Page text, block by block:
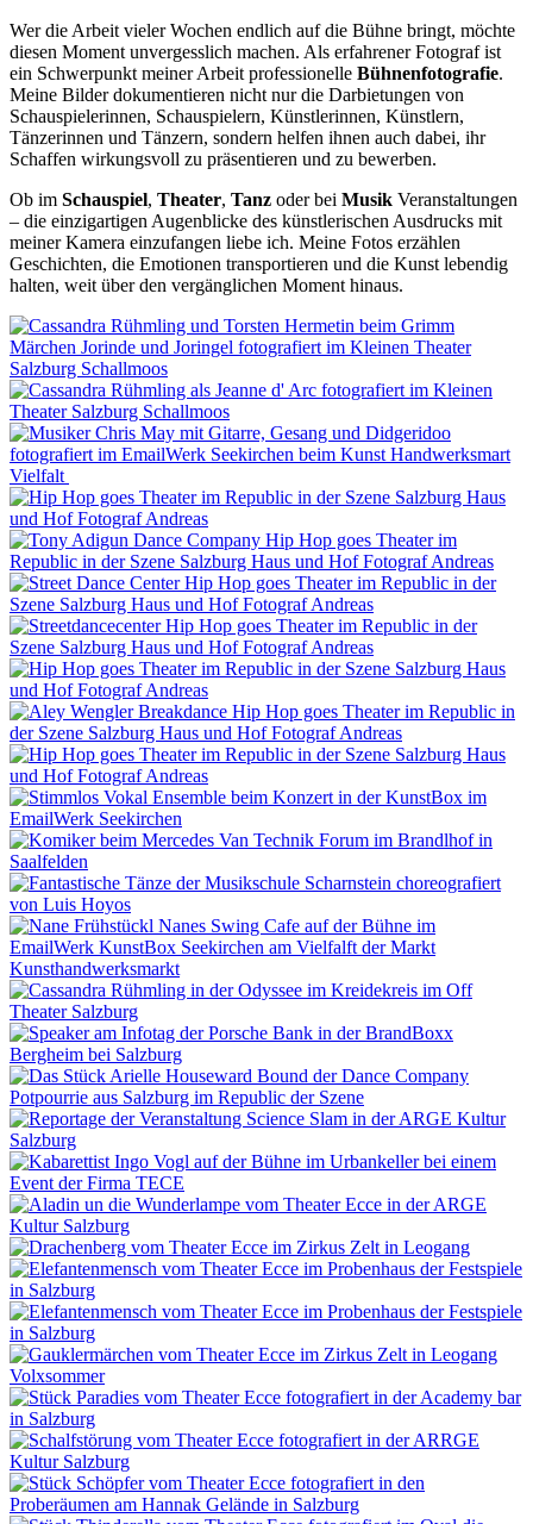
Wer die Arbeit vieler Wochen endlich auf die Bühne bringt, möchte
diesen Moment unvergesslich machen. Als erfahrener Fotograf ist
ein Schwerpunkt meiner Arbeit professionelle Bühnenfotografie.
Meine Bilder dokumentieren nicht nur die Darbietungen von
Schauspielerinnen, Schauspielern, Künstlerinnen, Künstlern,
Tänzerinnen und Tänzern, sondern helfen ihnen auch dabei, ihr
Schaffen wirkungsvoll zu präsentieren und zu bewerben.
Ob im Schauspiel, Theater, Tanz oder bei Musik Veranstaltungen
– die einzigartigen Augenblicke des künstlerischen Ausdrucks mit
meiner Kamera einzufangen liebe ich. Meine Fotos erzählen
Geschichten, die Emotionen transportieren und die Kunst lebendig
halten, weit über den vergänglichen Moment hinaus.